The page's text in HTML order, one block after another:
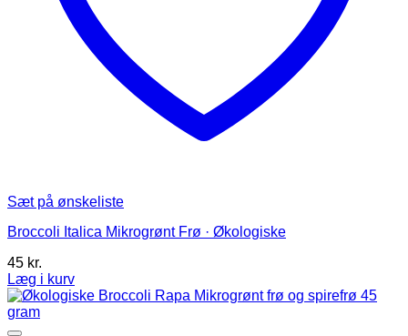
Sæt på ønskeliste
Broccoli Italica Mikrogrønt Frø · Økologiske
45 kr.
Læg i kurv
Dette
vare
har